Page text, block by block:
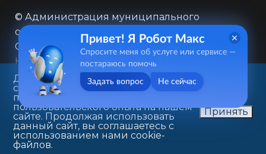
© Администрация муниципального
образования городского округа «Город
Саратов»
Контакты
Карта сайта
Политика в отношении обработки
персональных данных
410031, г. Саратов, ул. Первомайская, д. 78
+7(8452)26-02-49
Данный веб-сайт использует
cookie-файлы в целях
предоставления вам лучшего
пользовательского опыта на нашем
сайте. Продолжая использовать
данный сайт, вы соглашаетесь с
использованием нами cookie-
файлов.
Принять
Привет! Я Робот Макс
Спросите меня об услуге или сервисе —
постараюсь помочь
Задать вопрос Не сейчас